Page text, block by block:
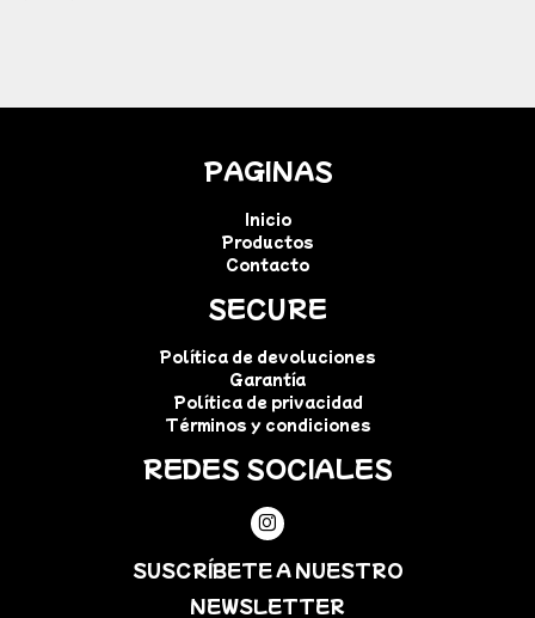
PAGINAS
Inicio
Productos
Contacto
SECURE
Política de devoluciones
Garantía
Política de privacidad
Términos y condiciones
REDES SOCIALES
SUSCRÍBETE A NUESTRO
NEWSLETTER